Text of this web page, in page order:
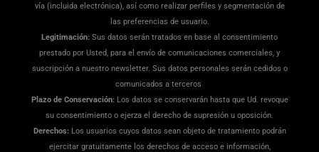
vía (incluida electrónica), así como realizar perfiles y segmentación de
las preferencias de usuario.
Legitimación: Sus datos serán tratados en base al consentimiento
prestado por Usted, para el envío de comunicaciones comerciales, y
suscripción a nuestro newsletter. Sus datos personales serán cedidos o
comunicados a terceros
Plazo de Conservación: Los datos se conservarán hasta que Ud. revoque
su consentimiento o ejerza el derecho de supresión u oposición.
Derechos: Los usuarios cuyos datos sean objeto de tratamiento podrán
ejercitar gratuitamente los derechos de acceso e información,